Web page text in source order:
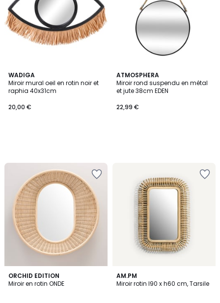
WADIGA
Miroir mural oeil en rotin noir et
raphia 40x31cm
20,00 €
ATMOSPHERA
Miroir rond suspendu en métal
et jute 38cm EDEN
22,99 €
ORCHID EDITION
Miroir en rotin ONDE
AM.PM
Miroir rotin l90 x h60 cm, Tarsile
4,6
/ 5